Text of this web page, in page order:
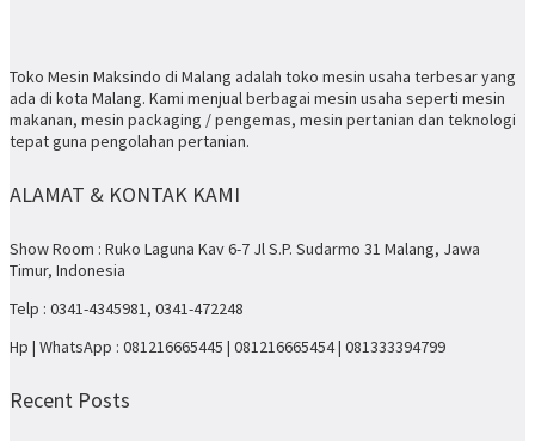
Toko Mesin Maksindo di Malang adalah toko mesin usaha terbesar yang
ada di kota Malang. Kami menjual berbagai mesin usaha seperti mesin
makanan, mesin packaging / pengemas, mesin pertanian dan teknologi
tepat guna pengolahan pertanian.
ALAMAT & KONTAK KAMI
Show Room : Ruko Laguna Kav 6-7 Jl S.P. Sudarmo 31 Malang, Jawa
Timur, Indonesia
Telp : 0341-4345981, 0341-472248
Hp | WhatsApp : 081216665445 | 081216665454 | 081333394799
Recent Posts